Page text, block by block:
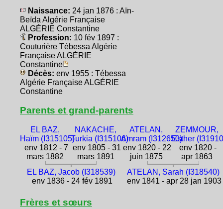
Naissance: 24 jan 1876 : Aïn-
Beïda Algérie Française
ALGÉRIE Constantine
Profession: 10 fév 1897 :
Couturière Tébessa Algérie
Française ALGÉRIE
Constantine
Décès: env 1955 : Tébessa
Algérie Française ALGÉRIE
Constantine
Parents et grand-parents
EL BAZ,
Haïm (I315105)
env 1812 - 7
mars 1882
NAKACHE,
Turkia (I315106)
env 1805 - 31
mars 1891
ATELAN,
Amram (I312650)
env 1820 - 22
juin 1875
ZEMMOUR,
Esther
env 1820 -
apr 1863
EL BAZ, Jacob (I318539)
env 1836 - 24 fév 1891
ATELAN, Sarah (I318540)
env 1841 - apr 28 jan 1903
Frères et sœurs